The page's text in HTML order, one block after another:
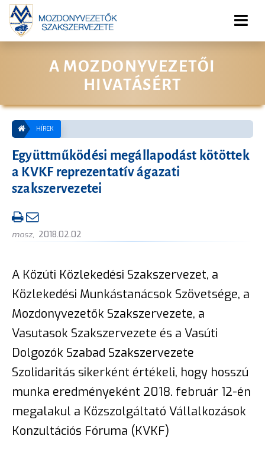
A MOZDONYVEZETŐI
HIVATÁSÉRT
HÍREK
Együttműködési megállapodást kötöttek
a KVKF reprezentatív ágazati
szakszervezetei
mosz, 2018.02.02
A Közúti Közlekedési Szakszervezet, a
Közlekedési Munkástanácsok Szövetsége, a
Mozdonyvezetők Szakszervezete, a
Vasutasok Szakszervezete és a Vasúti
Dolgozók Szabad Szakszervezete
Szolidaritás sikerként értékeli, hogy hosszú
munka eredményeként 2018. február 12-én
megalakul a Közszolgáltató Vállalkozások
Konzultációs Fóruma (KVKF)